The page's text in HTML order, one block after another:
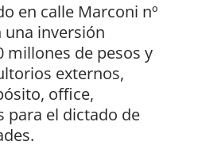
en calle Marconi nº
una inversión
millones de pesos y
externos,
office,
para el dictado de